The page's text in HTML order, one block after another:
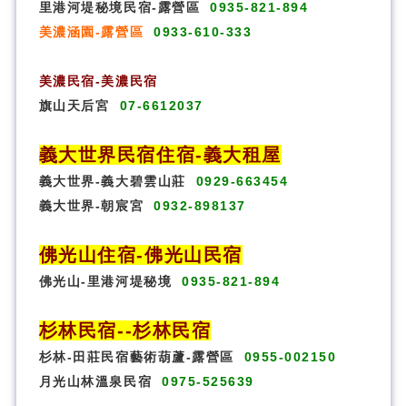
里港河堤秘境民宿-露營區
0935-821-894
美濃涵園-露營區
0933-610-333
美濃民宿-美濃民宿
旗山天后宮
07-6612037
義大世界民宿住宿-義大租屋
義大世界-義大碧雲山莊
0929-663454
義大世界-朝宸宮
0932-898137
佛光山住宿-佛光山民宿
佛光山-里港河堤秘境 0935-821-894
杉林民宿--杉林民宿
杉林-田莊民宿藝術葫蘆-露營區
0955-002150
月光山林溫泉民宿
0975-525639